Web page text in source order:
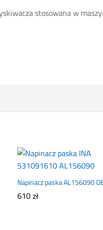
stosowana w
Napinacz paska AL156090
610zł